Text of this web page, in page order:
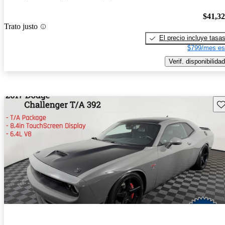
Trato justo
El precio incluye tasas
$799/mes
Verif. disponibilidad